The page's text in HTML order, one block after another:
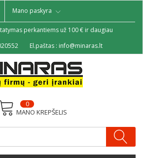
Mano paskyra
perkantiems už 100 € ir daugiau
El.paštas : info@minaras.lt
MANO KREPŠELIS
0